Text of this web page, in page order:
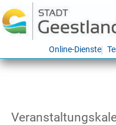
Online-Dienste